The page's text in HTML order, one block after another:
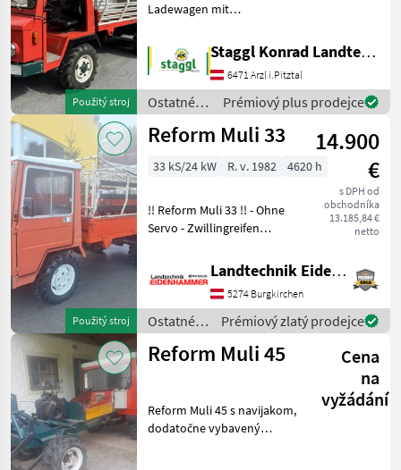
Použitý stroj
Ladewagen mit
Kipperbrücke mit Kran
Getriebe: 8/8 Gänge Allrad
Bereifung vorne: 10./75-15.3
Bereifung hinten:
Staggl Konrad Landtechnik Oberland
6471 Arzl i.Pitztal
Ostatné
poľnohospodárske
silové
Reform
Prémiový plus prodejce
Použitý stroj
Reform Muli 33
14.900
€
s DPH od
obchodníka
13.185,84 €
netto
33 kS/24 kW R. v. 1982 4620 h
!! Reform Muli 33 !! - Ohne
Servo - Zwillingreifen
Streuwerk - Güllefass -
Bereifung neuwertig - in
sehr schönem Zustand -
Betri
Landtechnik Eidenhammer GmbH
5274 Burgkirchen
Ostatné
poľnohospodárske
silové
Prémiový zlatý prodejce
Reform Muli 45
Cena
na
vyžádání
Reform Muli 45 s navijakom,
dodatočne vybavený